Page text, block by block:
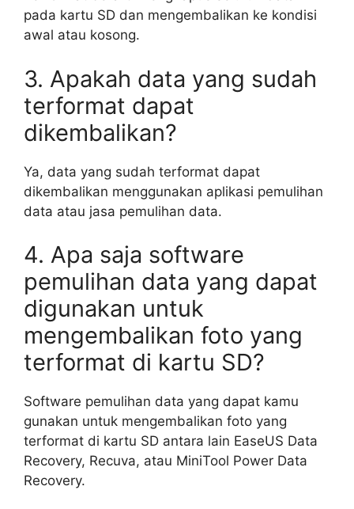
pada kartu SD dan mengembalikan ke kondisi
awal atau kosong.
3. Apakah data yang sudah
terformat dapat
dikembalikan?
Ya, data yang sudah terformat dapat
dikembalikan menggunakan aplikasi pemulihan
data atau jasa pemulihan data.
4. Apa saja software
pemulihan data yang dapat
digunakan untuk
mengembalikan foto yang
terformat di kartu SD?
Software pemulihan data yang dapat kamu
gunakan untuk mengembalikan foto yang
terformat di kartu SD antara lain EaseUS Data
Recovery, Recuva, atau MiniTool Power Data
Recovery.